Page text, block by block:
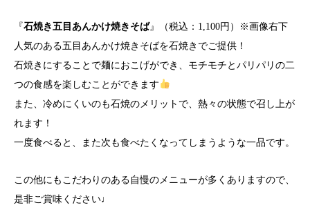
『石焼き五目あんかけ焼きそば』（税込：1,100円）※画像右下
人気のある五目あんかけ焼きそばを石焼きでご提供！
石焼きにすることで麺におこげができ、モチモチとパリパリの二
つの食感を楽しむことができます
また、冷めにくいのも石焼のメリットで、熱々の状態で召し上が
れます！
一度食べると、また次も食べたくなってしまうような一品です。
この他にもこだわりのある自慢のメニューが多くありますので、
是非ご賞味ください♩